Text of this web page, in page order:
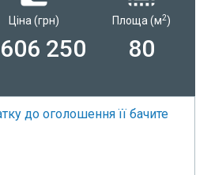
Ціна (грн)
250
Площа (м2)
80
до оголошення її бачите